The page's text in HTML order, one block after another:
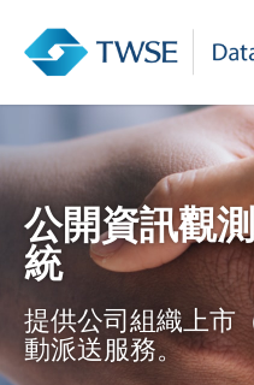
公開資訊觀
統
提供公司組織上市
動派送服務。